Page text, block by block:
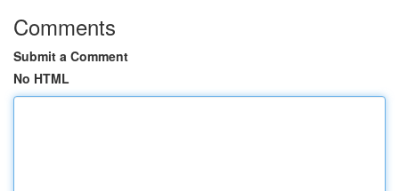
Comments
Submit a Comment
No HTML